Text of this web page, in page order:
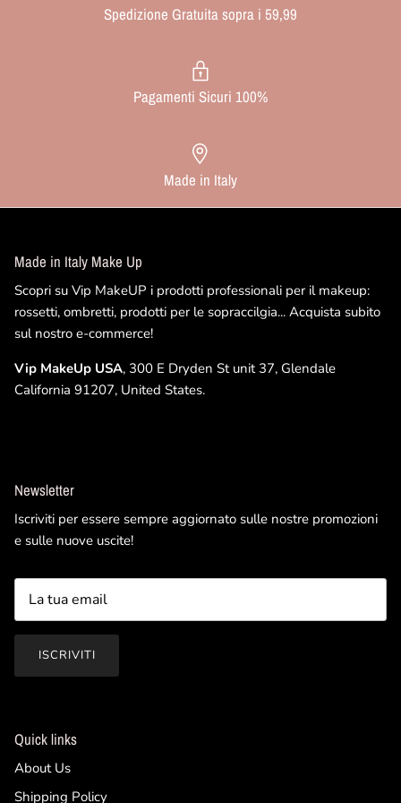
Spedizione Gratuita sopra i 59,99
Pagamenti Sicuri 100%
Made in Italy
Made in Italy Make Up
Scopri su Vip MakeUP i prodotti professionali per il makeup:
rossetti, ombretti, prodotti per le sopraccilgia... Acquista subito
sul nostro e-commerce!
Vip MakeUp USA, 300 E Dryden St unit 37, Glendale
California 91207, United States.
Newsletter
Iscriviti per essere sempre aggiornato sulle nostre promozioni
e sulle nuove uscite!
ISCRIVITI
Quick links
About Us
Shipping Policy